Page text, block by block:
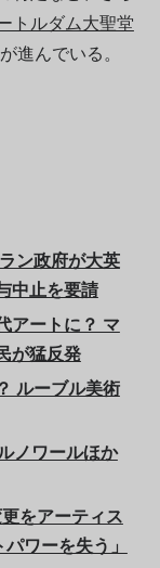
トルダム大聖堂
進んでいる。
ン政府が大英
中止を要請
アートに？ マ
が猛反発
ルーブル美術
ノワールほか
をアーティス
ワーを失う」